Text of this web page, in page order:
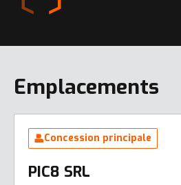
Emplacements
Concession principale
PIC8 SRL